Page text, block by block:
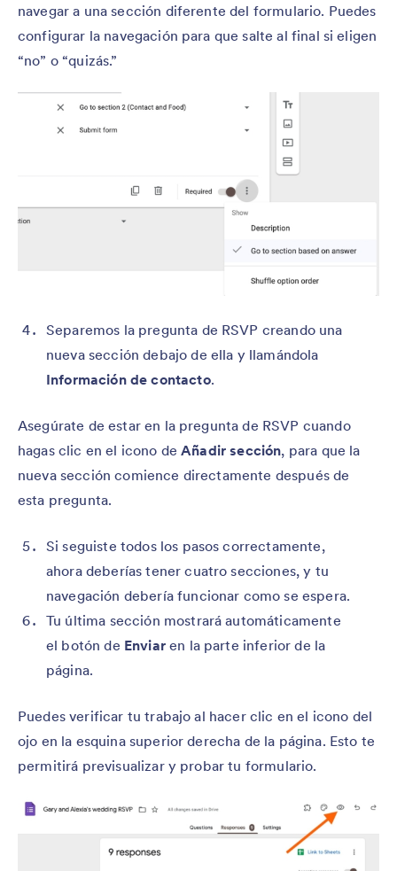
navegar a una sección diferente del formulario. Puedes
configurar la navegación para que salte al final si eligen
“no” o “quizás.”
Separemos la pregunta de RSVP creando una
nueva sección debajo de ella y llamándola
Información de contacto.
Asegúrate de estar en la pregunta de RSVP cuando
hagas clic en el icono deAñadir sección, para que la
nueva sección comience directamente después de
esta pregunta.
Si seguiste todos los pasos correctamente,
ahora deberías tener cuatro secciones, y tu
navegación debería funcionar como se espera.
Tu última sección mostrará automáticamente
el botón de Enviaren la parte inferior de la
página.
Puedes verificar tu trabajo al hacer clic en el icono del
ojo en la esquina superior derecha de la página. Esto te
permitirá previsualizar y probar tu formulario.